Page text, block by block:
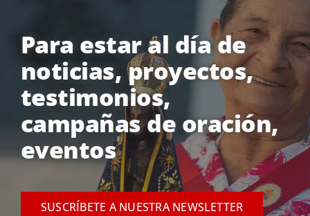
Para estar al día de
noticias, proyectos,
testimonios,
campañas de oración,
eventos
SUSCRÍBETE A NUESTRA NEWSLETTER